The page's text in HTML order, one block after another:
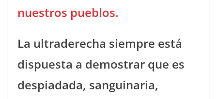
nuestros pueblos.
La ultraderecha siempre está
dispuesta a demostrar que es
despiadada, sanguinaria,